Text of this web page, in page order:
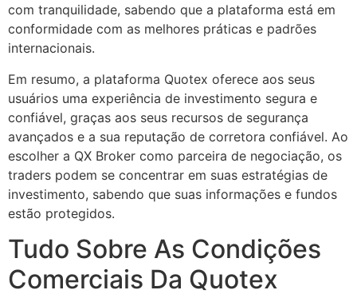
com tranquilidade, sabendo que a plataforma está em
conformidade com as melhores práticas e padrões
internacionais.
Em resumo, a plataforma Quotex oferece aos seus
usuários uma experiência de investimento segura e
confiável, graças aos seus recursos de segurança
avançados e a sua reputação de corretora confiável. Ao
escolher a QX Broker como parceira de negociação, os
traders podem se concentrar em suas estratégias de
investimento, sabendo que suas informações e fundos
estão protegidos.
Tudo Sobre As Condições
Comerciais Da Quotex